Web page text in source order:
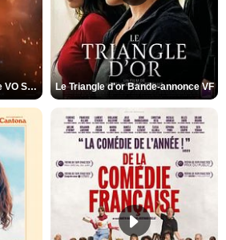
L'Odyssée Bande-annonce VO STFR Le Triangle d'or Bande-annonce VF